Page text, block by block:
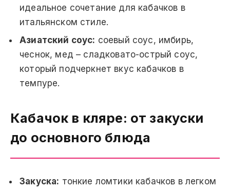
идеальное сочетание для кабачков в
итальянском стиле.
Азиатский соус: соевый соус, имбирь,
чеснок, мед – сладковато-острый соус,
который подчеркнет вкус кабачков в
темпуре.
Кабачок в кляре: от закуски
до основного блюда
Закуска: тонкие ломтики кабачков в легком